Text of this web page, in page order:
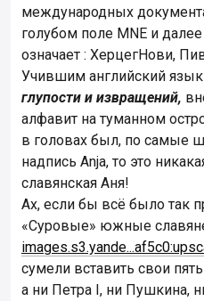
международных
голубом поле MNE и
означает : ХерцегНови,
Учившим английский
глупости и извращений,
алфавит на туманном
в головах был, по самые
надпись Anja, то это
славянская Аня!
Ах, если бы всё было так
«Суровые» южные
сумели вставить свои
а ни Петра I, ни Пушкина,